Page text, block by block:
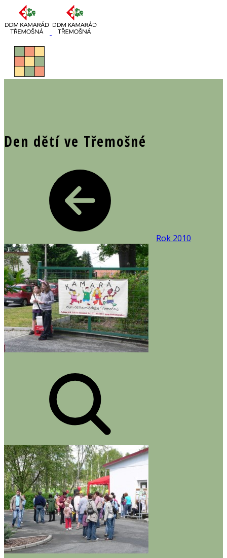
Den dětí ve Třemošné
Rok 2010